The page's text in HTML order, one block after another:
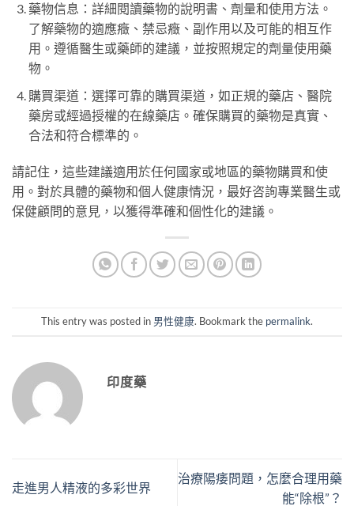
藥物信息：詳細閱讀藥物的說明書、劑量和使用方法。
了解藥物的適應癥、禁忌癥、副作用以及可能的相互作
用。遵循醫生或藥師的建議，並按照規定的劑量使用藥
物。
購買渠道：選擇可靠的購買渠道，如正規的藥店、醫院
藥房或經過授權的在線藥店。確保購買的藥物是真實、
合法和符合標準的。
請記住，這些建議適用於任何國家或地區的藥物購買和使
用。對於具體的藥物和個人健康情況，最好咨詢專業醫生或
保健顧問的意見，以獲得準確和個性化的建議。
This entry was posted in 男性健康. Bookmark the permalink.
印度藥
走進男人精液的多彩世界
治療陽痿問題，怎麼合理用藥
能“除根”？